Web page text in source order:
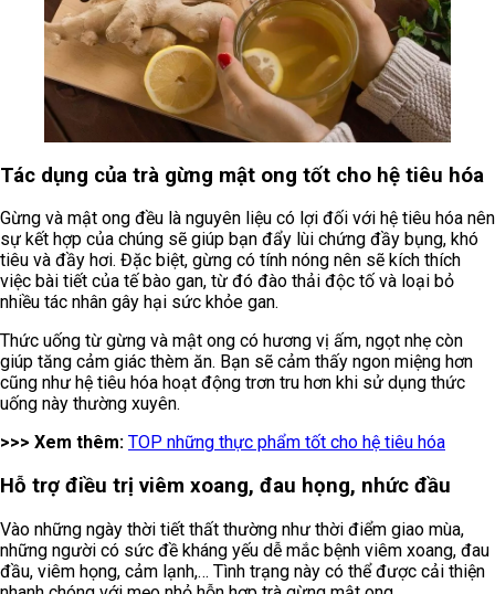
Tác dụng của trà gừng mật ong tốt cho hệ tiêu hóa
Gừng và mật ong đều là nguyên liệu có lợi đối với hệ tiêu hóa nên
sự kết hợp của chúng sẽ giúp bạn đẩy lùi chứng đầy bụng, khó
tiêu và đầy hơi. Đặc biệt, gừng có tính nóng nên sẽ kích thích
việc bài tiết của tế bào gan, từ đó đào thải độc tố và loại bỏ
nhiều tác nhân gây hại sức khỏe gan.
Thức uống từ gừng và mật ong có hương vị ấm, ngọt nhẹ còn
giúp tăng cảm giác thèm ăn. Bạn sẽ cảm thấy ngon miệng hơn
cũng như hệ tiêu hóa hoạt động trơn tru hơn khi sử dụng thức
uống này thường xuyên.
>>> Xem thêm: TOP những thực phẩm tốt cho hệ tiêu hóa
Hỗ trợ điều trị viêm xoang, đau họng, nhức đầu
Vào những ngày thời tiết thất thường như thời điểm giao mùa,
những người có sức đề kháng yếu dễ mắc bệnh viêm xoang, đau
đầu, viêm họng, cảm lạnh,… Tình trạng này có thể được cải thiện